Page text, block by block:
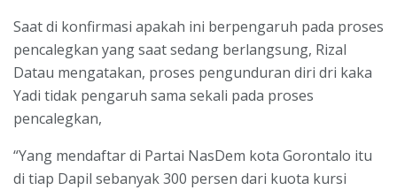
Saat di konfirmasi apakah ini berpengaruh pada proses
pencalegkan yang saat sedang berlangsung, Rizal
Datau mengatakan, proses pengunduran diri dri kaka
Yadi tidak pengaruh sama sekali pada proses
pencalegkan,
“Yang mendaftar di Partai NasDem kota Gorontalo itu
di tiap Dapil sebanyak 300 persen dari kuota kursi